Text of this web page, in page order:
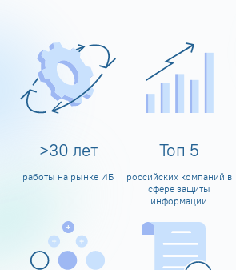
>30 лет
работы на рынке ИБ
Топ 5
российских компаний в
сфере защиты
информации